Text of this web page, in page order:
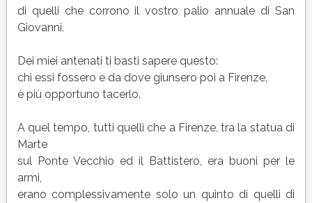
di quelli che corrono il vostro palio annuale di San
Giovanni.
Dei miei antenati ti basti sapere questo:
chi essi fossero e da dove giunsero poi a Firenze,
è più opportuno tacerlo.
A quel tempo, tutti quelli che a Firenze, tra la statua di
Marte
sul Ponte Vecchio ed il Battistero, era buoni per le
armi,
erano complessivamente solo un quinto di quelli di